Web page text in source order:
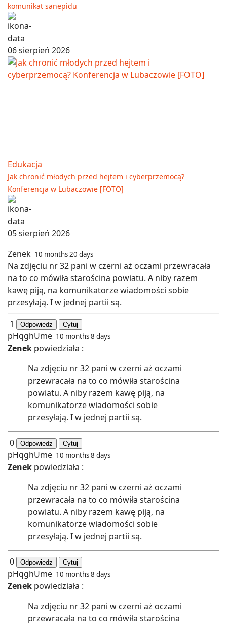
komunikat sanepidu
06 sierpień 2026
Edukacja
Jak chronić młodych przed hejtem i cyberprzemocą?
Konferencja w Lubaczowie [FOTO]
05 sierpień 2026
Zenek 10 months 20 days
Na zdjęciu nr 32 pani w czerni aż oczami przewracała
na to co mówiła starościna powiatu. A niby razem
kawę piją, na komunikatorze wiadomości sobie
przesyłają. I w jednej partii są.
1
Odpowiedz Cytuj
pHqghUme 10 months 8 days
Zenek powiedziała :
Na zdjęciu nr 32 pani w czerni aż oczami
przewracała na to co mówiła starościna
powiatu. A niby razem kawę piją, na
komunikatorze wiadomości sobie
przesyłają. I w jednej partii są.
0 Odpowiedz Cytuj
pHqghUme 10 months 8 days
Zenek powiedziała :
Na zdjęciu nr 32 pani w czerni aż oczami
przewracała na to co mówiła starościna
powiatu. A niby razem kawę piją, na
komunikatorze wiadomości sobie
przesyłają. I w jednej partii są.
0 Odpowiedz Cytuj
pHqghUme 10 months 8 days
Zenek powiedziała :
Na zdjęciu nr 32 pani w czerni aż oczami
przewracała na to co mówiła starościna